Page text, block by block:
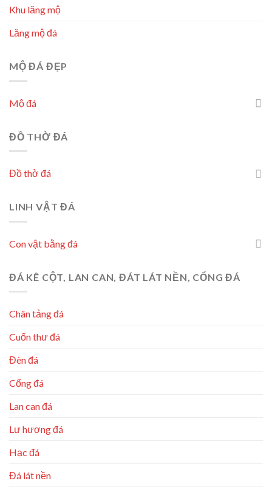
Khu lăng mộ
Lăng mộ đá
MỘ ĐÁ ĐẸP
Mộ đá
ĐỒ THỜ ĐÁ
Đồ thờ đá
LINH VẬT ĐÁ
Con vật bằng đá
ĐÁ KÊ CỘT, LAN CAN, ĐÁT LÁT NỀN, CỔNG ĐÁ
Chân tảng đá
Cuốn thư đá
Đèn đá
Cổng đá
Lan can đá
Lư hương đá
Hạc đá
Đá lát nền